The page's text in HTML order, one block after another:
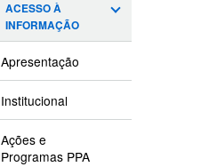
ACESSO À
INFORMAÇÃO
Apresentação
Institucional
Ações e
Programas PPA